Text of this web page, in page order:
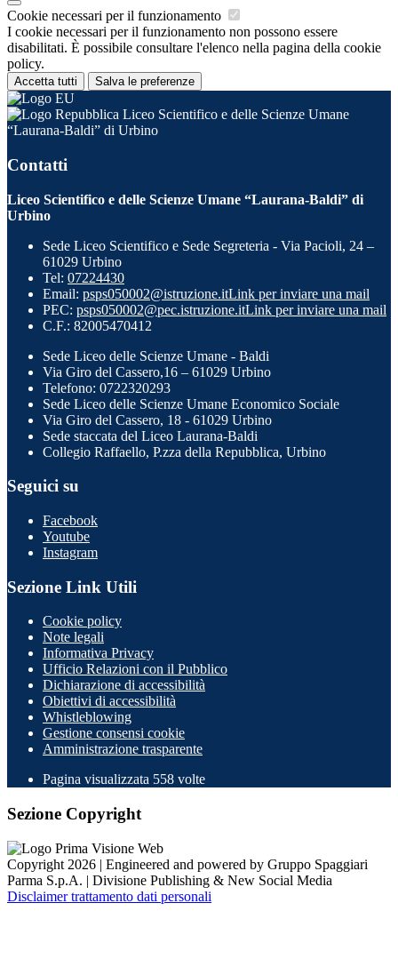
Cookie necessari per il funzionamento
I cookie necessari per il funzionamento non possono essere
disabilitati. È possibile consultare l'elenco nella pagina della cookie
policy.
Accetta tutti Salva le preferenze
Liceo Scientifico e delle Scienze Umane
“Laurana-Baldi” di Urbino
Contatti
Liceo Scientifico e delle Scienze Umane “Laurana-Baldi” di
Urbino
Sede Liceo Scientifico e Sede Segreteria - Via Pacioli, 24 –
61029 Urbino
Tel: 07224430
Email: psps050002@istruzione.itLink per inviare una mail
PEC: psps050002@pec.istruzione.itLink per inviare una mail
C.F.: 82005470412
Sede Liceo delle Scienze Umane - Baldi
Via Giro del Cassero,16 – 61029 Urbino
Telefono: 0722320293
Sede Liceo delle Scienze Umane Economico Sociale
Via Giro del Cassero, 18 - 61029 Urbino
Sede staccata del Liceo Laurana-Baldi
Collegio Raffaello, P.zza della Repubblica, Urbino
Seguici su
Facebook
Youtube
Instagram
Sezione Link Utili
Cookie policy
Note legali
Informativa Privacy
Ufficio Relazioni con il Pubblico
Dichiarazione di accessibilità
Obiettivi di accessibilità
Whistleblowing
Gestione consensi cookie
Amministrazione trasparente
Pagina visualizzata 558 volte
Sezione Copyright
Copyright 2026 | Engineered and powered by Gruppo Spaggiari
Parma S.p.A. | Divisione Publishing & New Social Media
Disclaimer trattamento dati personali